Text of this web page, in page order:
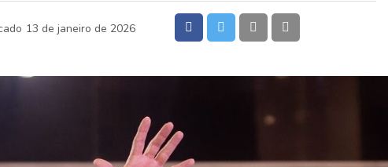
13 de janeiro de 2026